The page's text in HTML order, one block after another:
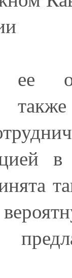
ее
в